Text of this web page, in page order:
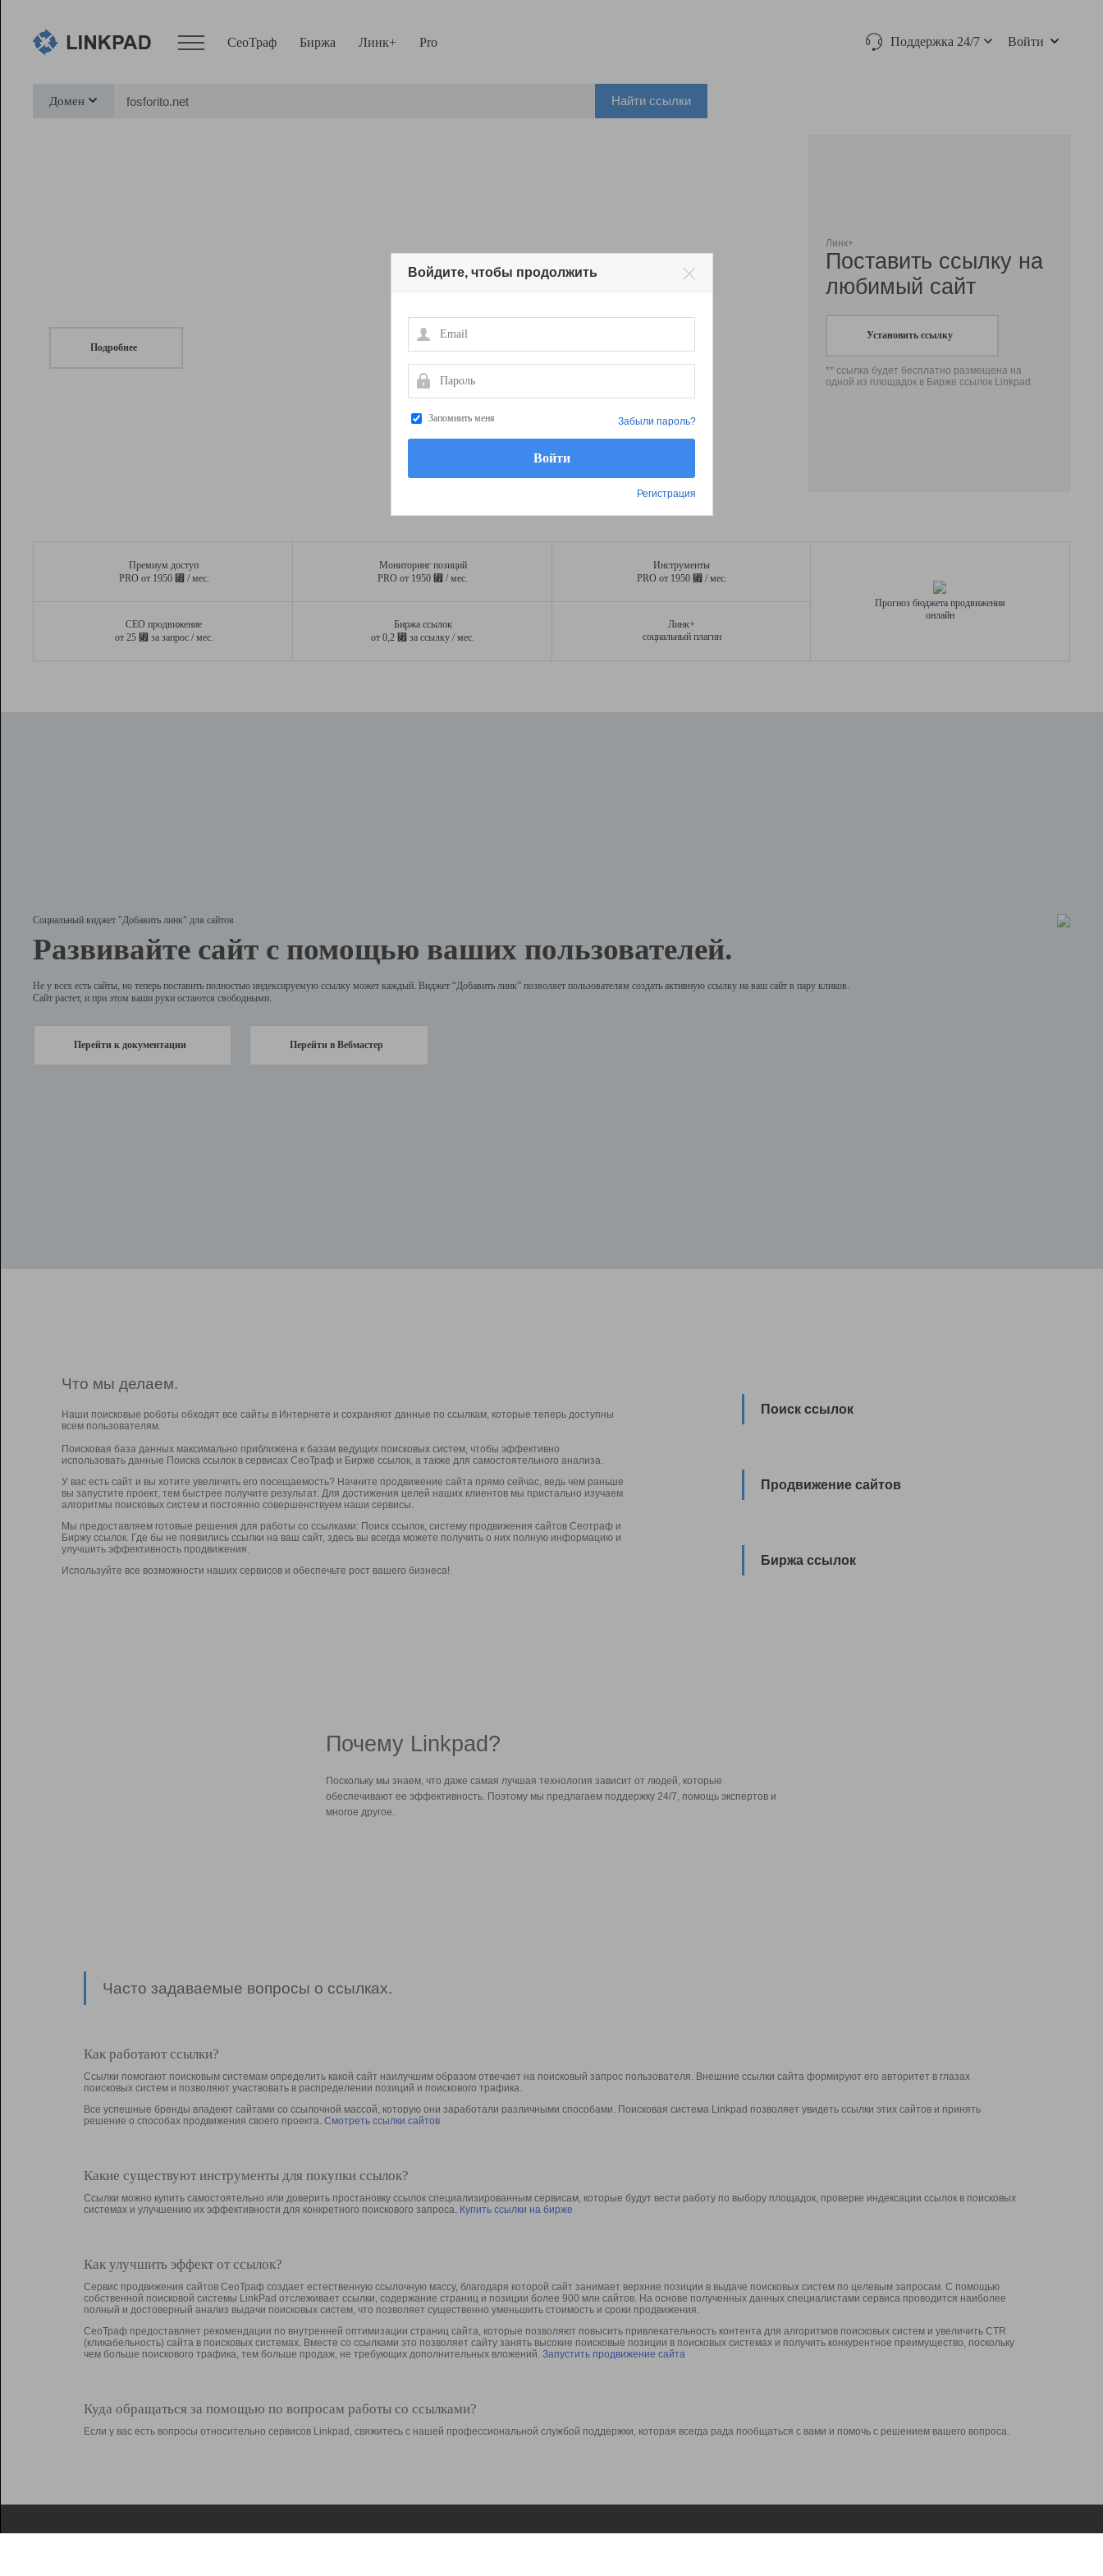
СеоТраф Биржа Линк+ Pro Поддержка 24/7 Войти
Домен Найти ссылки
Подробнее
Линк+
Поставить ссылку на
любимый сайт
Установить ссылку
** ссылка будет бесплатно размещена на
одной из площадок в Бирже ссылок Linkpad
Премиум доступ
PRO от 1950 ⃏ / мес.
Мониторинг позиций
PRO от 1950 ⃏ / мес.
Инструменты
PRO от 1950 ⃏ / мес.
СЕО продвижение
от 25 ⃏ за запрос / мес.
Биржа ссылок
от 0,2 ⃏ за ссылку / мес.
Линк+
социальный плагин
Прогноз бюджета продвижения
онлайн
Социальный виджет "Добавить линк" для сайтов
Развивайте сайт с помощью ваших пользователей.
Не у всех есть сайты, но теперь поставить полностью индексируемую ссылку может каждый. Виджет “Добавить линк” позволяет пользователям создать активную ссылку на ваш сайт в пару кликов.
Сайт растет, и при этом ваши руки остаются свободными.
Перейти к документации Перейти в Вебмастер
Что мы делаем.
Наши поисковые роботы обходят все сайты в Интернете и сохраняют данные по ссылкам, которые теперь доступны
всем пользователям.
Поисковая база данных максимально приближена к базам ведущих поисковых систем, чтобы эффективно
использовать данные Поиска ссылок в сервисах СеоТраф и Бирже ссылок, а также для самостоятельного анализа.
У вас есть сайт и вы хотите увеличить его посещаемость? Начните продвижение сайта прямо сейчас, ведь чем раньше
вы запустите проект, тем быстрее получите результат. Для достижения целей наших клиентов мы пристально изучаем
алгоритмы поисковых систем и постоянно совершенствуем наши сервисы.
Мы предоставляем готовые решения для работы со ссылками: Поиск ссылок, систему продвижения сайтов Сеотраф и
Биржу ссылок. Где бы не появились ссылки на ваш сайт, здесь вы всегда можете получить о них полную информацию и
улучшить эффективность продвижения.
Используйте все возможности наших сервисов и обеспечьте рост вашего бизнеса!
Поиск ссылок
Продвижение сайтов
Биржа ссылок
Почему Linkpad?
Поскольку мы знаем, что даже самая лучшая технология зависит от людей, которые
обеспечивают ее эффективность. Поэтому мы предлагаем поддержку 24/7, помощь экспертов и
многое другое.
Часто задаваемые вопросы о ссылках.
Как работают ссылки?
Ссылки помогают поисковым системам определить какой сайт наилучшим образом отвечает на поисковый запрос пользователя. Внешние ссылки сайта формируют его авторитет в глазах
поисковых систем и позволяют участвовать в раcпределении позиций и поискового трафика.
Все успешные бренды владеют сайтами со ссылочной массой, которую они заработали различными способами. Поисковая система Linkpad позволяет увидеть ссылки этих сайтов и принять
решение о способах продвижения своего проекта. Смотреть ссылки сайтов
Какие существуют инструменты для покупки ссылок?
Ссылки можно купить самостоятельно или доверить простановку ссылок специализированным сервисам, которые будут вести работу по выбору площадок, проверке индексации ссылок в поисковых
системах и улучшению их эффективности для конкретного поискового запроса. Купить ссылки на бирже
Как улучшить эффект от ссылок?
Сервис продвижения сайтов СеоТраф создает естественную ссылочную массу, благодаря которой сайт занимает верхние позиции в выдаче поисковых систем по целевым запросам. С помощью
собственной поисковой системы LinkPad отслеживает ссылки, содержание страниц и позиции более 900 млн сайтов. На основе полученных данных специалистами сервиса проводится наиболее
полный и достоверный анализ выдачи поисковых систем, что позволяет существенно уменьшить стоимость и сроки продвижения.
СеоТраф предоставляет рекомендации по внутренней оптимизации страниц сайта, которые позволяют повысить привлекательность контента для алгоритмов поисковых систем и увеличить CTR
(кликабельность) сайта в поисковых системах. Вместе со ссылками это позволяет сайту занять высокие поисковые позиции в поисковых системах и получить конкурентное преимущество, поскольку
чем больше поискового трафика, тем больше продаж, не требующих дополнительных вложений. Запустить продвижение сайта
Куда обращаться за помощью по вопросам работы со ссылками?
Если у вас есть вопросы относительно сервисов Linkpad, свяжитесь с нашей профессиональной службой поддержки, которая всегда рада пообщаться с вами и помочь с решением вашего вопроса.
Войдите, чтобы продолжить
Email
Пароль
Запомнить меня
Регистрация
Забыли пароль?